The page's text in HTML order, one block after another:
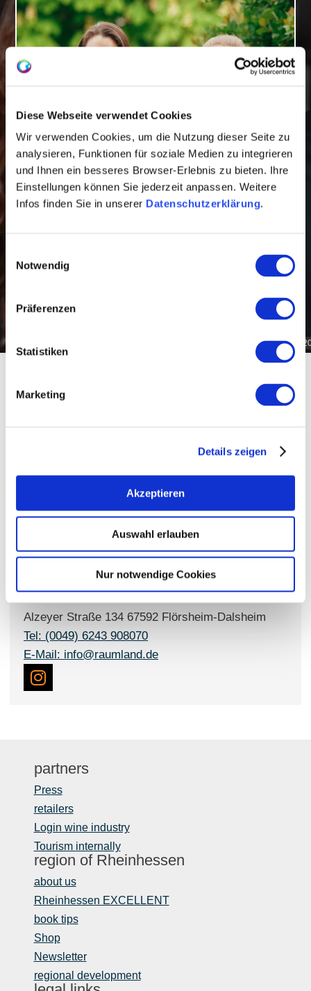
Diese Webseite verwendet Cookies
Wir verwenden Cookies, um die Nutzung dieser Seite zu
analysieren, Funktionen für soziale Medien zu integrieren
und Ihnen ein besseres Browser-Erlebnis zu bieten. Ihre
Einstellungen können Sie jederzeit anpassen. Weitere
Infos finden Sie in unserer Datenschutzerklärung.
Notwendig
Präferenzen
Statistiken
Marketing
Details zeigen
Akzeptieren
Auswahl erlauben
Nur notwendige Cookies
Vineyard-area 10 hectares
sparkling wine
Contact details:
Sekthaus Raumland
Alzeyer Straße 134 67592 Flörsheim-Dalsheim
Tel: (0049) 6243 908070
E-Mail: info@raumland.de
partners
Press
retailers
Login wine industry
Tourism internally
region of Rheinhessen
about us
Rheinhessen EXCELLENT
book tips
Shop
Newsletter
regional development